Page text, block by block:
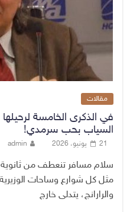
مقالات
في الذكرى الخامسة
السياب بحب سرمدي!
21 يونيو، 2026 admin
سلام مسافر تنعطف من ثانوية
مثل كل شوارع وساحات
والرارانج، يتدلى خارج